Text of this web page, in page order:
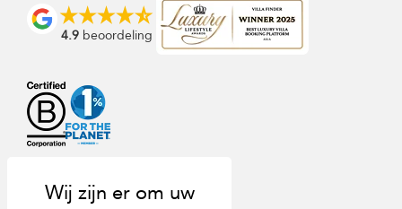
4.9 beoordeling